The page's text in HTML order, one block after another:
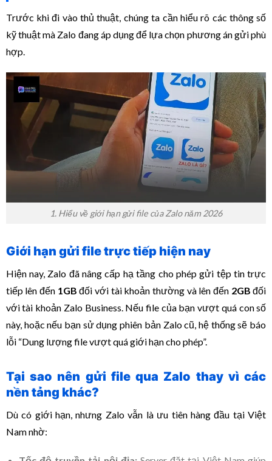
Trước khi đi vào thủ thuật, chúng ta cần hiểu rõ các thông số
kỹ thuật mà Zalo đang áp dụng để lựa chọn phương án gửi phù
hợp.
1. Hiểu về giới hạn gửi file của Zalo năm 2026
Giới hạn gửi file trực tiếp hiện nay
Hiện nay, Zalo đã nâng cấp hạ tầng cho phép gửi tệp tin trực
tiếp lên đến 1GB đối với tài khoản thường và lên đến 2GB đối
với tài khoản Zalo Business. Nếu file của bạn vượt quá con số
này, hoặc nếu bạn sử dụng phiên bản Zalo cũ, hệ thống sẽ báo
lỗi “Dung lượng file vượt quá giới hạn cho phép”.
Tại sao nên gửi file qua Zalo thay vì các
nền tảng khác?
Dù có giới hạn, nhưng Zalo vẫn là ưu tiên hàng đầu tại Việt
Nam nhờ: